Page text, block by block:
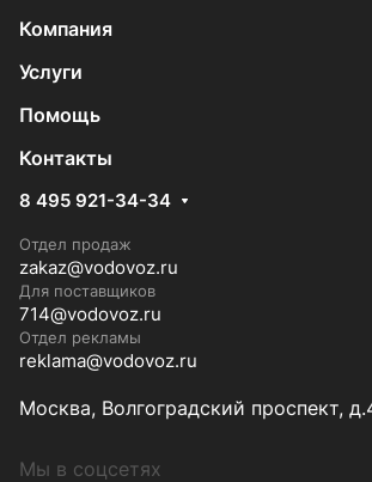
Компания
Услуги
Помощь
Контакты
8 495 921-34-34
Отдел продаж
zakaz@vodovoz.ru
Для поставщиков
714@vodovoz.ru
Отдел рекламы
reklama@vodovoz.ru
Москва, Волгоградский проспект,
Мы в соцсетях